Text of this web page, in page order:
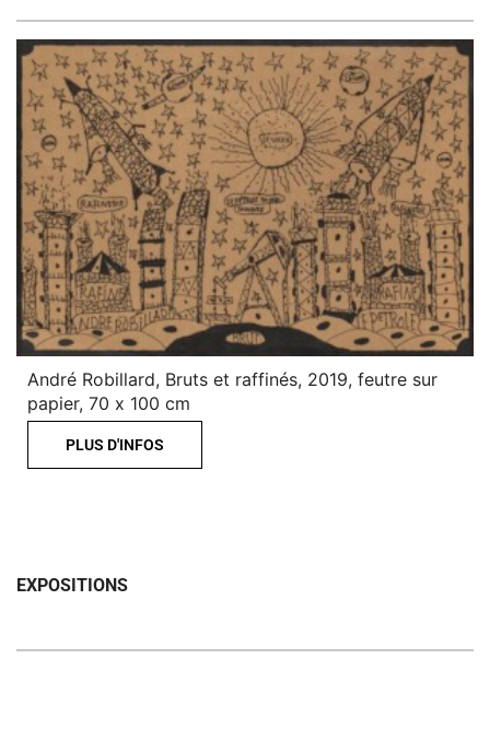
André Robillard, Bruts et raffinés, 2019, feutre sur
papier, 70 x 100 cm
PLUS D'INFOS
EXPOSITIONS